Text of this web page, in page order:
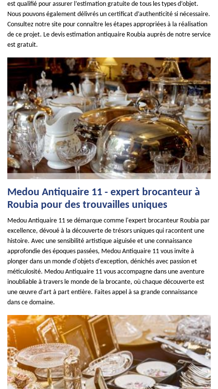
est qualifié pour assurer l’estimation gratuite de tous les types d’objet.
Nous pouvons également délivrés un certificat d’authenticité si nécessaire.
Consultez notre site pour connaître les étapes appropriées à la réalisation
de ce projet. Le devis estimation antiquaire Roubia auprès de notre service
est gratuit.
Medou Antiquaire 11 - expert brocanteur à
Roubia pour des trouvailles uniques
Medou Antiquaire 11 se démarque comme l'expert brocanteur Roubia par
excellence, dévoué à la découverte de trésors uniques qui racontent une
histoire. Avec une sensibilité artistique aiguisée et une connaissance
approfondie des époques passées, Medou Antiquaire 11 vous invite à
plonger dans un monde d'objets d'exception, dénichés avec passion et
méticulosité. Medou Antiquaire 11 vous accompagne dans une aventure
inoubliable à travers le monde de la brocante, où chaque découverte est
une œuvre d'art à part entière. Faites appel à sa grande connaissance
dans ce domaine.